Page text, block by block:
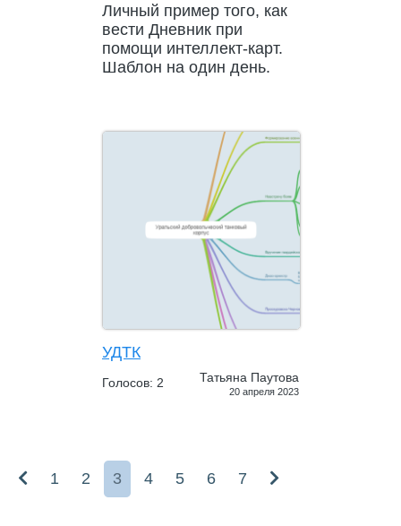
Личный пример того, как
вести Дневник при
помощи интеллект-карт.
Шаблон на один день.
УДТК
Голосов: 2 Татьяна Паутова
20 апреля 2023
1 2 3 4 5 6 7